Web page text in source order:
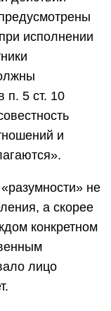
исполнении
п. 5 ст. 10
и
не
а скорее
конкретном
лицо